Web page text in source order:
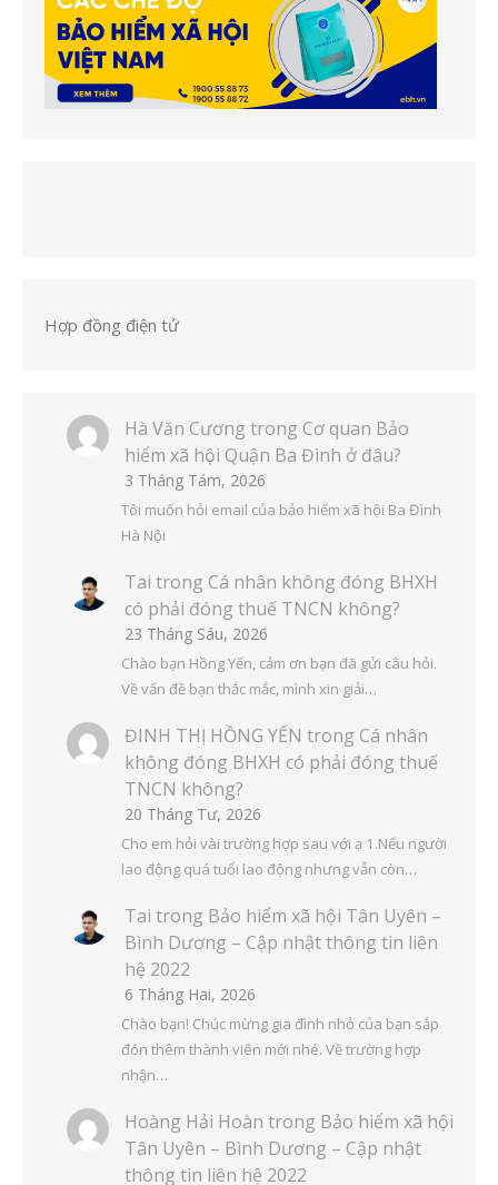
Hợp đồng điện tử
Hà Văn Cương trong Cơ quan Bảo
hiểm xã hội Quận Ba Đình ở đâu?
3 Tháng Tám, 2026
Tôi muốn hỏi email của bảo hiểm xã hội Ba Đình
Hà Nội
Tai trong Cá nhân không đóng BHXH
có phải đóng thuế TNCN không?
23 Tháng Sáu, 2026
Chào bạn Hồng Yến, cảm ơn bạn đã gửi câu hỏi.
Về vấn đề bạn thắc mắc, mình xin giải…
ĐINH THỊ HỒNG YẾN trong Cá nhân
không đóng BHXH có phải đóng thuế
TNCN không?
20 Tháng Tư, 2026
Cho em hỏi vài trường hợp sau với ạ 1.Nếu người
lao động quá tuổi lao động nhưng vẫn còn…
Tai trong Bảo hiểm xã hội Tân Uyên –
Bình Dương – Cập nhật thông tin liên
hệ 2022
6 Tháng Hai, 2026
Chào bạn! Chúc mừng gia đình nhỏ của bạn sắp
đón thêm thành viên mới nhé. Về trường hợp
nhận…
Hoàng Hải Hoàn trong Bảo hiểm xã hội
Tân Uyên – Bình Dương – Cập nhật
thông tin liên hệ 2022